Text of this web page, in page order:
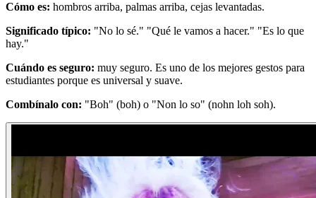
Cómo es: hombros arriba, palmas arriba, cejas levantadas.
Significado típico: "No lo sé." "Qué le vamos a hacer." "Es lo que
hay."
Cuándo es seguro: muy seguro. Es uno de los mejores gestos para
estudiantes porque es universal y suave.
Combínalo con: "Boh" (boh) o "Non lo so" (nohn loh soh).